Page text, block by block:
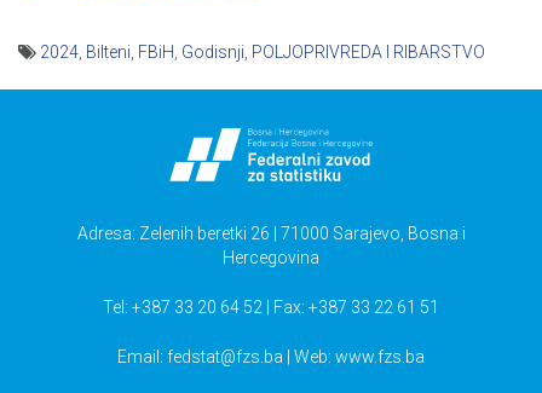
2024 Bilteni FBiH Godisnji POLJOPRIVREDA I RIBARSTVO
Adresa: Zelenih beretki 26 | 71000 Sarajevo, Bosna i
Hercegovina
Tel: +387 33 20 64 52 | Fax: +387 33 22 61 51
Email: fedstat@fzs.ba | Web: www.fzs.ba